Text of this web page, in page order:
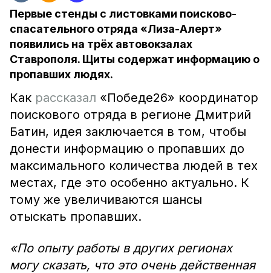
Первые стенды с листовками поисково-
спасательного отряда «Лиза-Алерт»
появились на трёх автовокзалах
Ставрополя. Щиты содержат информацию о
пропавших людях.
Как рассказал «Победе26» координатор
поискового отряда в регионе Дмитрий
Батин, идея заключается в том, чтобы
донести информацию о пропавших до
максимального количества людей в тех
местах, где это особенно актуально. К
тому же увеличиваются шансы
отыскать пропавших.
«По опыту работы в других регионах
могу сказать, что это очень действенная